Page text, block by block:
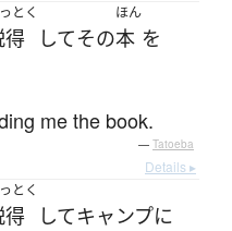
とく
得 してその
ほん
本 を
me the book.
— Tatoeba
Details ▸
とく
得 してキャンプに